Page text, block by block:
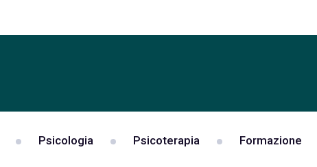
Psicologia Psicoterapia Formazione